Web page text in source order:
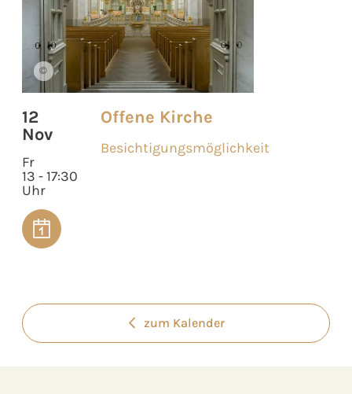
©
12
Nov
Fr
13 - 17:30
Uhr
Offene Kirche
Besichtigungsmöglichkeit
zum Kalender